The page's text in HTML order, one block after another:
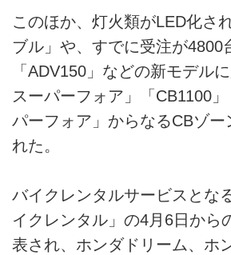
このほか、灯火類がLED化さ
ブル」や、すでに受注が4800
「ADV150」などの新モデル
スーパーフォア」「CB1100
パーフォア」からなるCBゾー
れた。
バイクレンタルサービスとな
イクレンタル」の4月6日から
表され、ホンダドリーム、ホ